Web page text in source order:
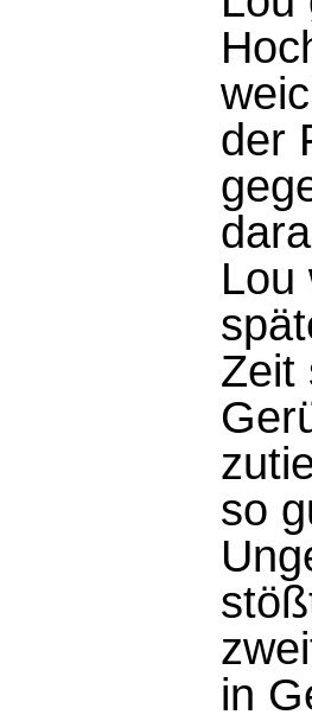
der
Lou
Zeit
so
in